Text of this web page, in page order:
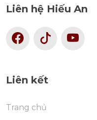
Liên hệ Hiếu An
Liên kết
Trang chủ